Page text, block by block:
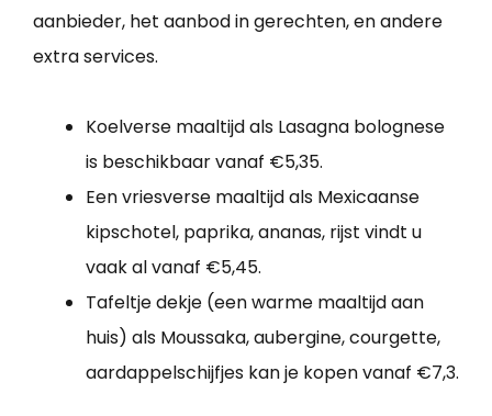
aanbieder, het aanbod in gerechten, en andere
extra services.
Koelverse maaltijd als Lasagna bolognese
is beschikbaar vanaf €5,35.
Een vriesverse maaltijd als Mexicaanse
kipschotel, paprika, ananas, rijst vindt u
vaak al vanaf €5,45.
Tafeltje dekje (een warme maaltijd aan
huis) als Moussaka, aubergine, courgette,
aardappelschijfjes kan je kopen vanaf €7,3.